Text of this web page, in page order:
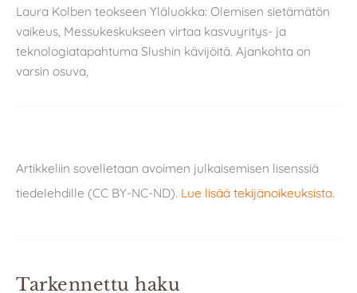
Laura Kolben teokseen Yläluokka: Olemisen sietämätön
vaikeus, Messukeskukseen virtaa kasvuyritys- ja
teknologiatapahtuma Slushin kävijöitä. Ajankohta on
varsin osuva,
Artikkeliin sovelletaan avoimen julkaisemisen lisenssiä
tiedelehdille (CC BY-NC-ND). Lue lisää tekijänoikeuksista.
Tarkennettu haku